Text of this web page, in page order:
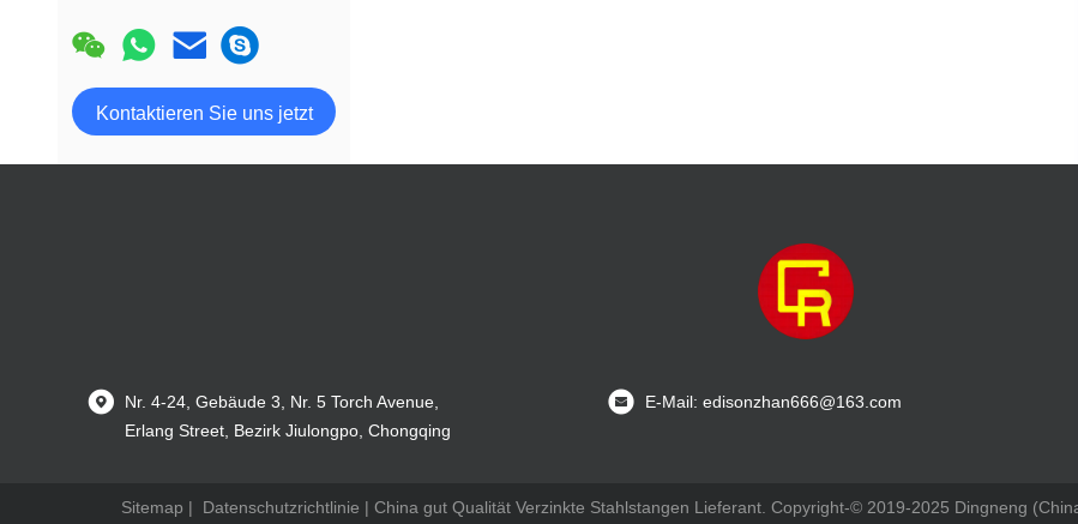
Kontaktieren Sie uns jetzt
Nr. 4-24, Gebäude 3, Nr. 5 Torch Avenue,
Erlang Street, Bezirk Jiulongpo, Chongqing
E-Mail: edisonzhan666@163.com
Sitemap | Datenschutzrichtlinie | China gut Qualität Verzinkte Stahlstangen Lieferant. Copyright-© 2019-2025 Dingneng